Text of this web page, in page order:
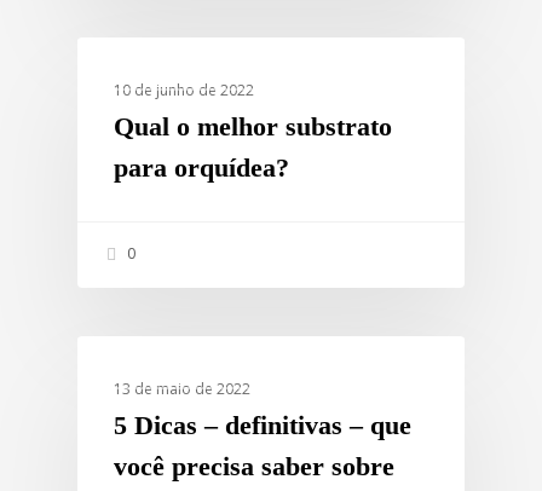
10 de junho de 2022
Qual o melhor substrato
para orquídea?
0
13 de maio de 2022
5 Dicas – definitivas – que
você precisa saber sobre